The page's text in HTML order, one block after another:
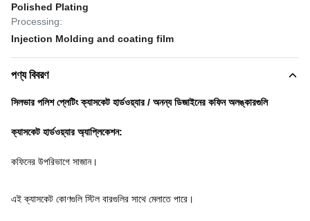
Polished Plating
Processing:
Injection Molding and coating film
পণ্য বিবরণ
সিলভার পলিশ প্লেটিং ক্যাসকেট হার্ডওয়্যার / অনন্য ডিজাইনের কফিন অলঙ্কারগুলি
ক্যাসকেট হার্ডওয়্যার অ্যাপ্লিকেশন:
কফিনের উপরিভাগে সাজান।
এই ক্যাসকেট কোণগুলি স্টিল বারগুলির সাথে মেলাতে পারে।